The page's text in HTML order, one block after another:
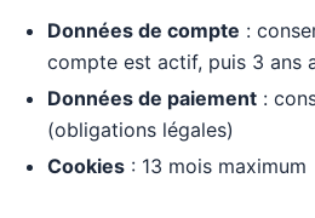
Données de compte :
compte est actif, puis 3 ans
Données de paiement :
(obligations légales)
Cookies : 13 mois maximum